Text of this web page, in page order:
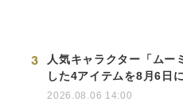
3
人気キャラクター「ムー
した4アイテムを8月6日
2026.08.06 14:00